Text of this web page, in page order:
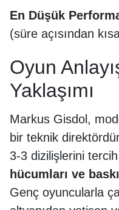
En Düşük
(süre açısından
Oyun
Yaklaşımı
Markus Gisdol,
bir teknik
3-3 dizilişlerini
hücumları ve
Genç oyuncularla